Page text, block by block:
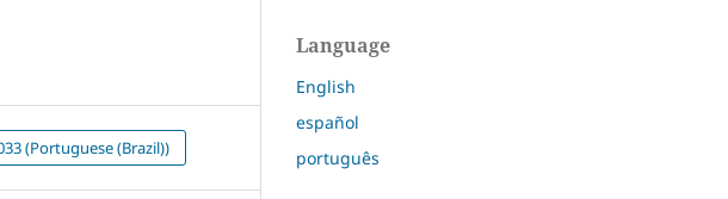
(Portuguese (Brazil))
Language
English
español
português